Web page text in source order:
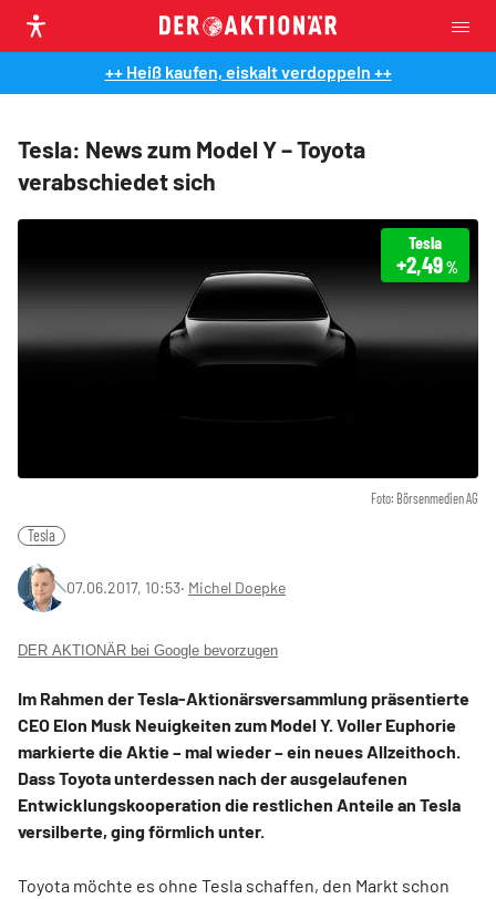
++ Heiß kaufen, eiskalt verdoppeln ++
Tesla: News zum Model Y – Toyota
verabschiedet sich
Foto: Börsenmedien AG
Tesla
+2,49%
Tesla
07.06.2017, 10:53‧ Michel Doepke
DER AKTIONÄR bei Google bevorzugen
Im Rahmen der Tesla-Aktionärsversammlung präsentierte
CEO Elon Musk Neuigkeiten zum Model Y. Voller Euphorie
markierte die Aktie – mal wieder – ein neues Allzeithoch.
Dass Toyota unterdessen nach der ausgelaufenen
Entwicklungskooperation die restlichen Anteile an Tesla
versilberte, ging förmlich unter.
Toyota möchte es ohne Tesla schaffen, den Markt schon